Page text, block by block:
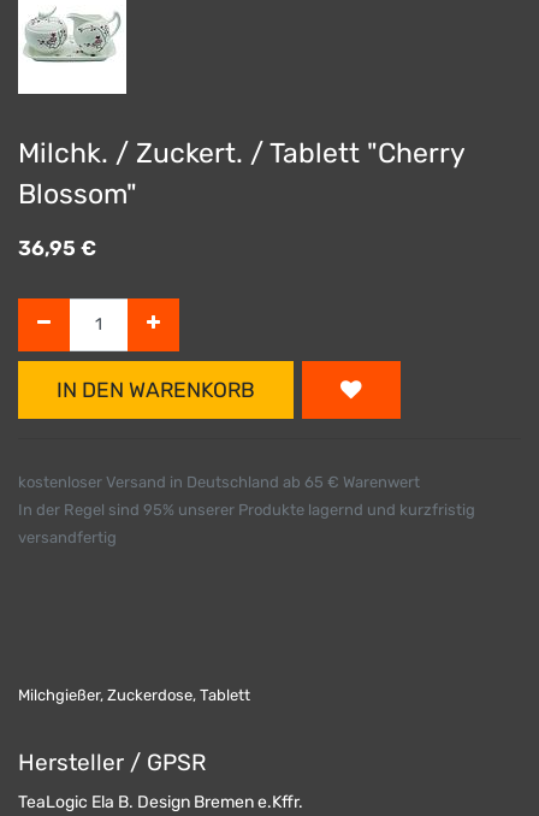
Milchk. / Zuckert. / Tablett "Cherry
Blossom"
36,95 €
IN DEN WARENKORB
kostenloser Versand in Deutschland ab 65 € Warenwert
In der Regel sind 95% unserer Produkte lagernd und kurzfristig
versandfertig
Milchgießer, Zuckerdose, Tablett
Hersteller / GPSR
TeaLogic Ela B. Design Bremen e.Kffr.